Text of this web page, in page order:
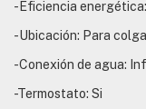
-Eficiencia
-Ubicación: Para
-Conexión de agua:
-Termostato: Si